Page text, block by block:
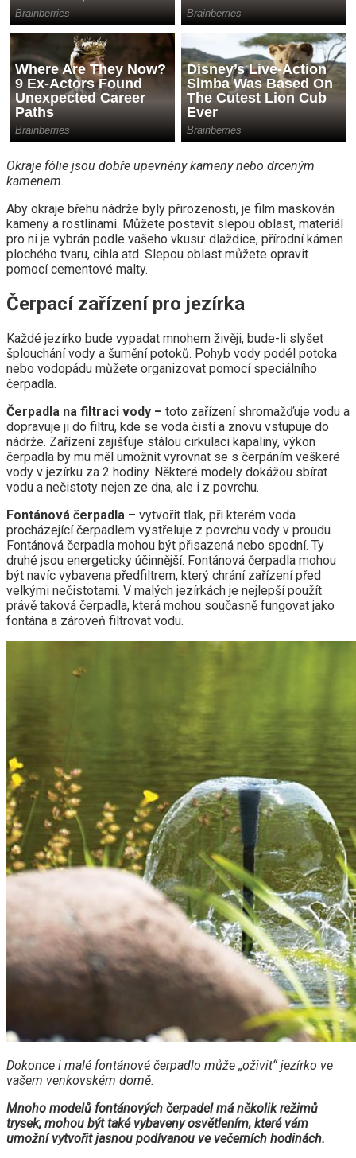
Okraje fólie jsou dobře upevněny kameny nebo drceným
kamenem.
Aby okraje břehu nádrže byly přirozenosti, je film maskován
kameny a rostlinami. Můžete postavit slepou oblast, materiál
pro ni je vybrán podle vašeho vkusu: dlaždice, přírodní kámen
plochého tvaru, cihla atd. Slepou oblast můžete opravit
pomocí cementové malty.
Čerpací zařízení pro jezírka
Každé jezírko bude vypadat mnohem živěji, bude-li slyšet
šplouchání vody a šumění potoků. Pohyb vody podél potoka
nebo vodopádu můžete organizovat pomocí speciálního
čerpadla.
Čerpadla na filtraci vody – toto zařízení shromažďuje vodu a
dopravuje ji do filtru, kde se voda čistí a znovu vstupuje do
nádrže. Zařízení zajišťuje stálou cirkulaci kapaliny, výkon
čerpadla by mu měl umožnit vyrovnat se s čerpáním veškeré
vody v jezírku za 2 hodiny. Některé modely dokážou sbírat
vodu a nečistoty nejen ze dna, ale i z povrchu.
Fontánová čerpadla – vytvořit tlak, při kterém voda
procházející čerpadlem vystřeluje z povrchu vody v proudu.
Fontánová čerpadla mohou být přisazená nebo spodní. Ty
druhé jsou energeticky účinnější. Fontánová čerpadla mohou
být navíc vybavena předfiltrem, který chrání zařízení před
velkými nečistotami. V malých jezírkách je nejlepší použít
právě taková čerpadla, která mohou současně fungovat jako
fontána a zároveň filtrovat vodu.
Dokonce i malé fontánové čerpadlo může „oživit“ jezírko ve
vašem venkovském domě.
Mnoho modelů fontánových čerpadel má několik režimů
trysek, mohou být také vybaveny osvětlením, které vám
umožní vytvořit jasnou podívanou ve večerních hodinách.